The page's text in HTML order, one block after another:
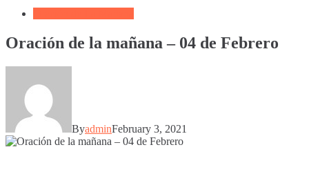
Oración de la mañana – 04 de Febrero
ByadminFebruary 3, 2021